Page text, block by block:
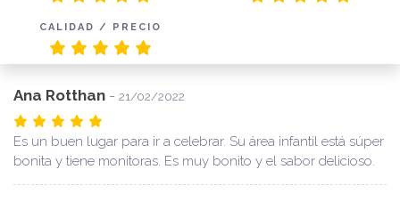
CALIDAD / PRECIO
Ana Rotthan - 21/02/2022
Es un buen lugar para ir a celebrar. Su área infantil está súper
bonita y tiene monitoras. Es muy bonito y el sabor delicioso.